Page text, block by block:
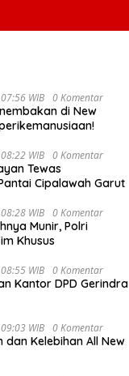
WIB 0 Komentar
di New
WIB 0 Komentar
Tewas
Cipalawah Garut
WIB 0 Komentar
Munir, Polri
Khusus
WIB 0 Komentar
Kantor DPD Gerindra
WIB 0 Komentar
dan Kelebihan All New